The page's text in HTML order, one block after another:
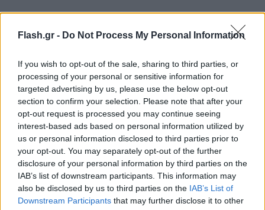
Flash.gr - Do Not Process My Personal Information
If you wish to opt-out of the sale, sharing to third parties, or
processing of your personal or sensitive information for
targeted advertising by us, please use the below opt-out
section to confirm your selection. Please note that after your
opt-out request is processed you may continue seeing
interest-based ads based on personal information utilized by
us or personal information disclosed to third parties prior to
your opt-out. You may separately opt-out of the further
disclosure of your personal information by third parties on the
IAB’s list of downstream participants. This information may
also be disclosed by us to third parties on the IAB’s List of
Downstream Participants that may further disclose it to other